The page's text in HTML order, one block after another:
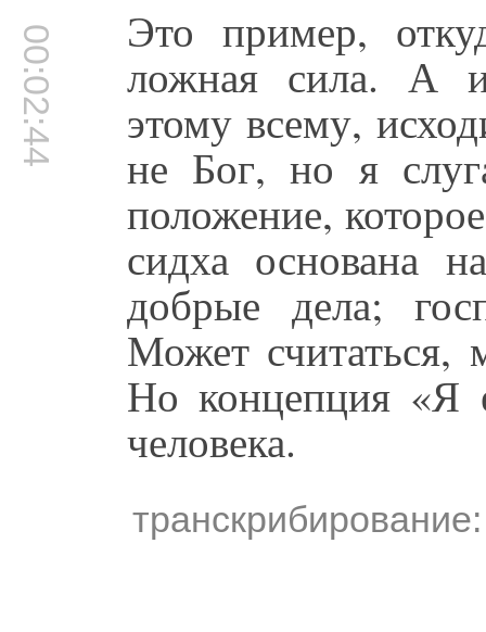
00:02:44 Это пример,
ложная сила. А
этому всему,
не Бог, но я
положение,
сидха основана
добрые дела;
Может считаться,
Но концепция «Я
человека.